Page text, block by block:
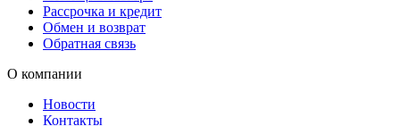
Рассрочка и кредит
Обмен и возврат
Обратная связь
О компании
Новости
Контакты